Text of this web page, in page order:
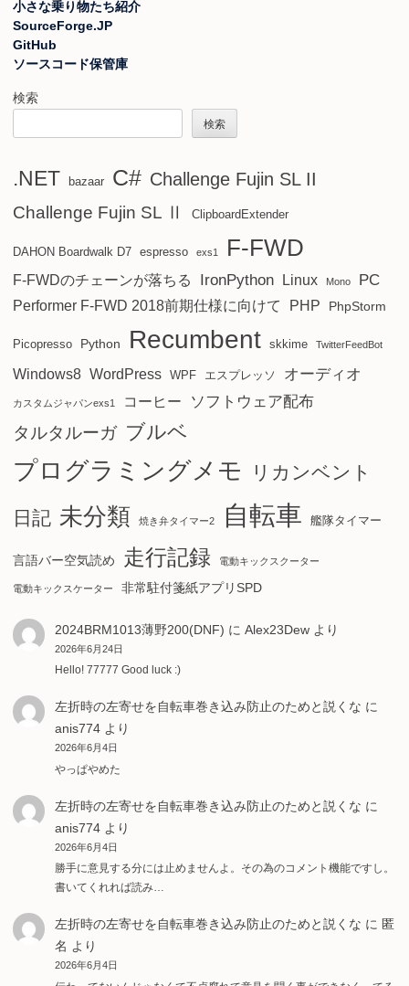
小さな乗り物たち紹介
SourceForge.JP
GitHub
ソースコード保管庫
検索
検索
.NET bazaar C# Challenge Fujin SL II
Challenge Fujin SL Ⅱ ClipboardExtender
DAHON Boardwalk D7 espresso exs1 F-FWD
F-FWDのチェーンが落ちる IronPython Linux Mono PC
Performer F-FWD 2018前期仕様に向けて PHP PhpStorm
Picopresso Python Recumbent skkime TwitterFeedBot
Windows8 WordPress WPF エスプレッソ オーディオ
カスタムジャパンexs1 コーヒー ソフトウェア配布
タルタルーガ ブルベ
プログラミングメモ リカンベント
日記 未分類 焼き弁タイマー2 自転車 艦隊タイマー
言語バー空気読め 走行記録 電動キックスクーター
電動キックスケーター 非常駐付箋紙アプリSPD
2024BRM1013薄野200(DNF) に Alex23Dewより
2026年6月24日
Hello! 77777 Good luck :)
左折時の左寄せを自転車巻き込み防止のためと説くな に
anis774より
2026年6月4日
やっぱやめた
左折時の左寄せを自転車巻き込み防止のためと説くな に
anis774より
2026年6月4日
勝手に意見する分には止めませんよ。その為のコメント機能ですし。
書いてくれれば読み…
左折時の左寄せを自転車巻き込み防止のためと説くな に 匿
名 より
2026年6月4日